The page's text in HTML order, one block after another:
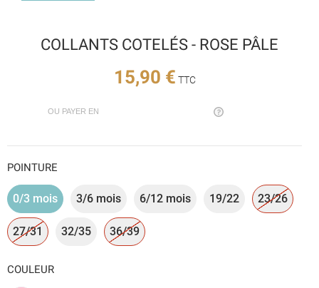
COLLANTS COTELÉS - ROSE PÂLE
15,90 € TTC
OU PAYER EN
POINTURE
0/3 mois 3/6 mois 6/12 mois 19/22 23/26
27/31 32/35 36/39
COULEUR